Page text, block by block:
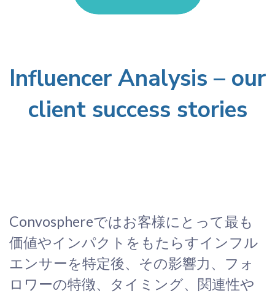
Influencer Analysis – our
client success stories
Convosphereではお客様にとって最も
価値やインパクトをもたらすインフル
エンサーを特定後、その影響力、フォ
ロワーの特徴、タイミング、関連性や